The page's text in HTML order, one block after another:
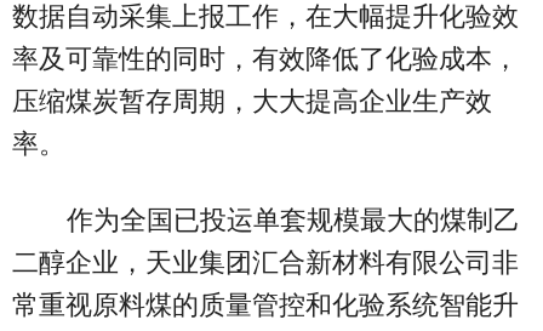
数据自动采集上报工作，在大幅提升化验效
率及可靠性的同时，有效降低了化验成本，
压缩煤炭暂存周期，大大提高企业生产效
率。
作为全国已投运单套规模最大的煤制乙
二醇企业，天业集团汇合新材料有限公司非
常重视原料煤的质量管控和化验系统智能升